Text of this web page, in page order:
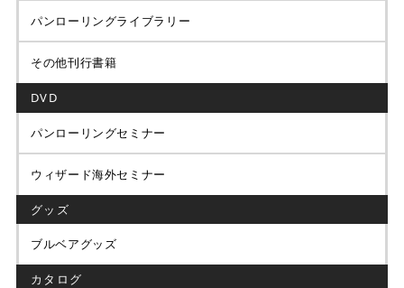
パンローリングライブラリー
その他刊行書籍
DVD
パンローリングセミナー
ウィザード海外セミナー
グッズ
ブルベアグッズ
カタログ